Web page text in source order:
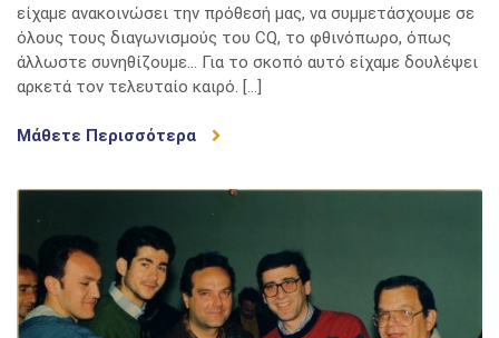
είχαμε ανακοινώσει την πρόθεσή μας, να συμμετάσχουμε σε
όλους τους διαγωνισμούς του CQ, το φθινόπωρο, όπως
άλλωστε συνηθίζουμε… Για το σκοπό αυτό είχαμε δουλέψει
αρκετά τον τελευταίο καιρό. […]
Μάθετε Περισσότερα